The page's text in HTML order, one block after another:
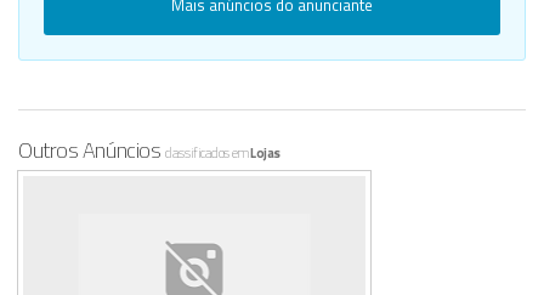
Mais anúncios do anunciante
Outros Anúncios classificados emLojas